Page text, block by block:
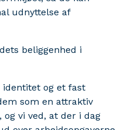
udnyttelse af
beliggenhed i
identitet og et fast
som en attraktiv
vi ved, at der i dag